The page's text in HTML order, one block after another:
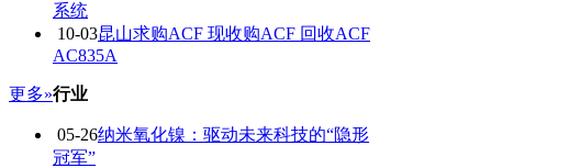
系统
10-03昆山求购ACF 现收购ACF 回收ACF
AC835A
更多»行业
05-26纳米氧化镍：驱动未来科技的“隐形
冠军”